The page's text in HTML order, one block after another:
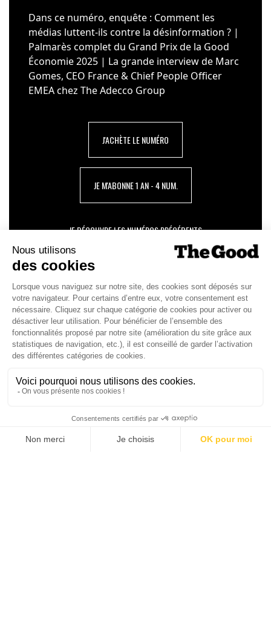
Dans ce numéro, enquête : Comment les
médias luttent-ils contre la désinformation ? |
Palmarès complet du Grand Prix de la Good
Économie 2025 | La grande interview de Marc
Gomes, CEO France & Chief People Officer
EMEA chez The Adecco Group
J'ACHÈTE LE NUMÉRO
JE M'ABONNE 1 AN - 4 NUM.
JE DÉCOUVRE LES NUMÉROS PRÉCÉDENTS
Je suis déjà abonné(e) :
version digitale
SUIVEZ-NOUS